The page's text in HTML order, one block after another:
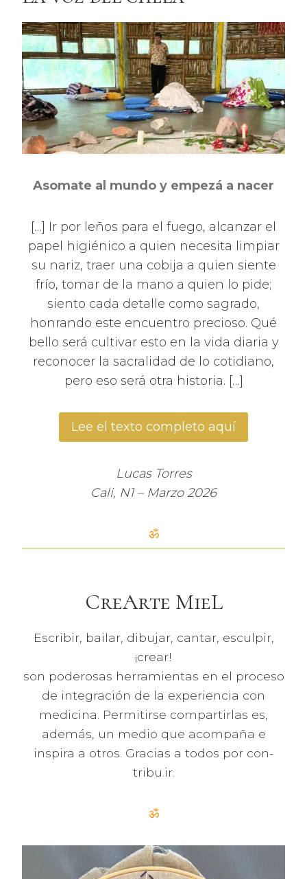
Asomate al mundo y empezá a nacer
[…] Ir por leños para el fuego, alcanzar el
papel higiénico a quien necesita limpiar
su nariz, traer una cobija a quien siente
frío, tomar de la mano a quien lo pide;
siento cada detalle como sagrado,
honrando este encuentro precioso. Qué
bello será cultivar esto en la vida diaria y
reconocer la sacralidad de lo cotidiano,
pero eso será otra historia. […]
Lee el texto completo aquí
Lucas Torres
Cali, N1 – Marzo 2026
ॐ
CreArte MieL
Escribir, bailar, dibujar, cantar, esculpir,
¡crear!
son poderosas herramientas en el proceso
de integración de la experiencia con
medicina. Permitirse compartirlas es,
además, un medio que acompaña e
inspira a otros. Gracias a todos por con-
tribu.ir.
ॐ